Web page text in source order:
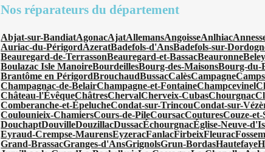
Nos réparateurs du département
Abjat-sur-BandiatAgonacAjatAllemansAngoisseAnlhiac
Auriac-du-PérigordAzeratBadefols-d'AnsBadefols-sur-
Beauregard-de-TerrassonBeauregard-et-BassacBeauronne
Boulazac Isle ManoireBourdeillesBourg-des-MaisonsBourg-du-
Brantôme en PérigordBrouchaudBussacCalèsCampagne
Champagnac-de-BelairChampagne-et-FontaineChampcevinel
Château-l'ÉvêqueChâtresChervalCherveix-CubasChourgnac
Comberanche-et-ÉpelucheCondat-sur-TrincouCondat-sur-
Coulounieix-ChamiersCours-de-PileCoursacCouturesCouze-
DouchaptDouvilleDouzillacDussacÉchourgnacÉglise-Neuve-
Eyraud-Crempse-MaurensEyzeracFanlacFirbeixFleurac
Grand-BrassacGranges-d'AnsGrignolsGrun-BordasHautefaye